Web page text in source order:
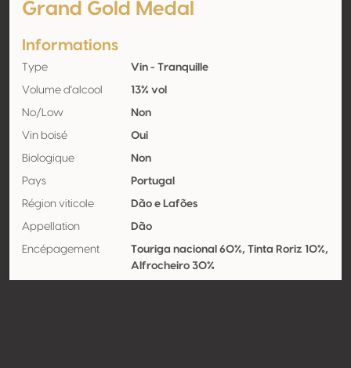
Grand Gold Medal
Informations
Type Vin - Tranquille
Volume d'alcool 13% vol
No/Low Non
Vin boisé Oui
Biologique Non
Pays Portugal
Région viticole Dão e Lafões
Appellation Dão
Encépagement
Touriga nacional 60%, Tinta Roriz 10%,
Alfrocheiro 30%